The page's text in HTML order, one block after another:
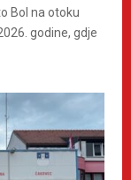
Bol na otoku
godine, gdje